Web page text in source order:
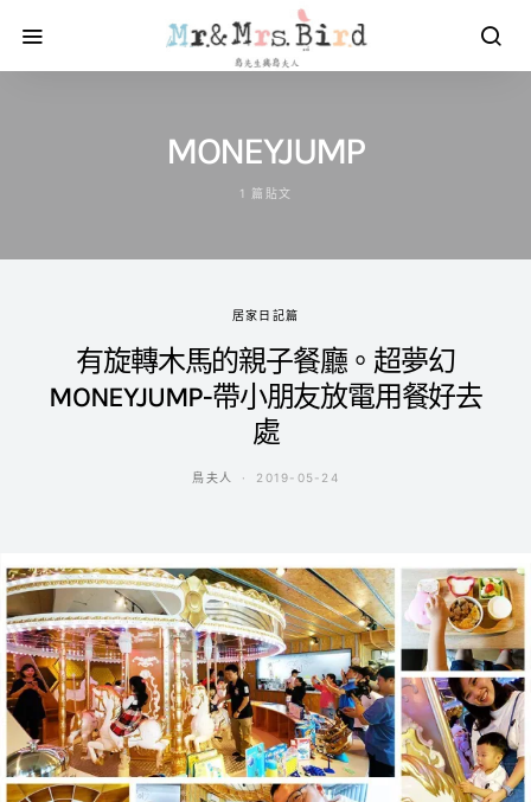
MONEYJUMP
1 篇貼文
居家日記篇
有旋轉木馬的親子餐廳。超夢幻
MONEYJUMP-帶小朋友放電用餐好去
處
鳥夫人 2019-05-24